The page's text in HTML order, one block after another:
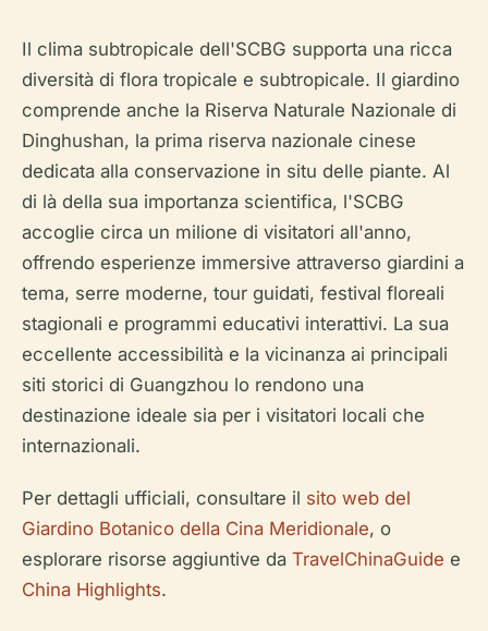
Il clima subtropicale dell'SCBG supporta una ricca
diversità di flora tropicale e subtropicale. Il giardino
comprende anche la Riserva Naturale Nazionale di
Dinghushan, la prima riserva nazionale cinese
dedicata alla conservazione in situ delle piante. Al
di là della sua importanza scientifica, l'SCBG
accoglie circa un milione di visitatori all'anno,
offrendo esperienze immersive attraverso giardini a
tema, serre moderne, tour guidati, festival floreali
stagionali e programmi educativi interattivi. La sua
eccellente accessibilità e la vicinanza ai principali
siti storici di Guangzhou lo rendono una
destinazione ideale sia per i visitatori locali che
internazionali.
Per dettagli ufficiali, consultare il sito web del
Giardino Botanico della Cina Meridionale, o
esplorare risorse aggiuntive da TravelChinaGuide e
China Highlights.